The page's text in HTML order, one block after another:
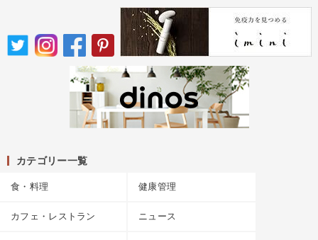
カテゴリー一覧
食・料理 健康管理
カフェ・レストラン ニュース